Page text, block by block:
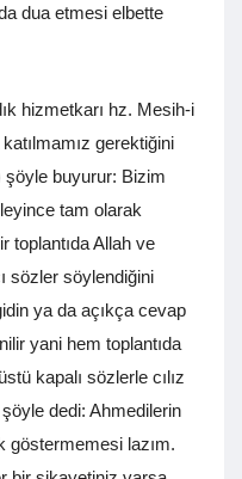
dua etmesi elbette
hizmetkarı hz. Mesih-i
gerektiğini
şöyle buyurur: Bizim
tam olarak
toplantıda Allah ve
sözler söylendiğini
ya da açıkça cevap
yani hem toplantıda
kapalı sözlerle cılız
dedi: Ahmedilerin
göstermemesi lazım.